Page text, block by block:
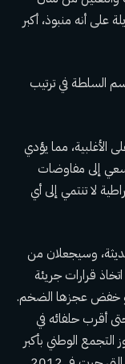
على أنه منبوذ، أكبر
السلطة في ترتيب
مما يؤدي
إلى مفاوضات
لا تنتمي إلى أي
وسيجعلان من
قرارات جريئة
أو خفض عجزها الضخم.
أقرب حلفائه في
التجمع الوطني بأكبر